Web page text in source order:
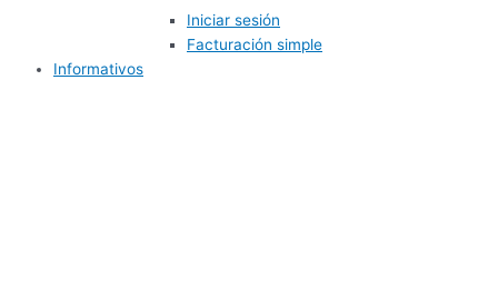
Iniciar sesión
Facturación simple
Informativos